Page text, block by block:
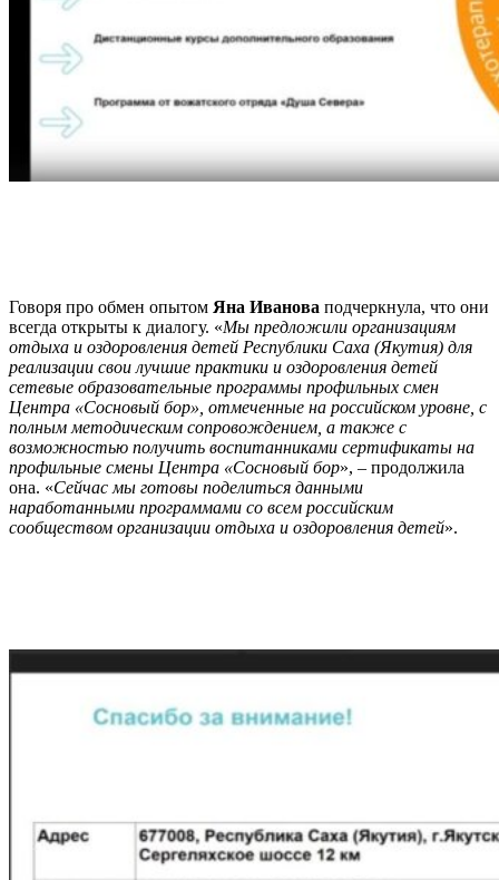
Говоря про обмен опытом Яна Иванова подчеркнула, что они
всегда открыты к диалогу. «Мы предложили организациям
отдыха и оздоровления детей Республики Саха (Якутия) для
реализации свои лучшие практики и оздоровления детей
сетевые образовательные программы профильных смен
Центра «Сосновый бор», отмеченные на российском уровне, с
полным методическим сопровождением, а также с
возможностью получить воспитанниками сертификаты на
профильные смены Центра «Сосновый бор», – продолжила
она. «Сейчас мы готовы поделиться данными
наработанными программами со всем российским
сообществом организации отдыха и оздоровления детей».